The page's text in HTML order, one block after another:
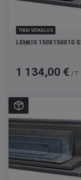
TIKAI VEIKALOS
LEŅĶIS 150X150X10
Cena
1 134,00 € / T